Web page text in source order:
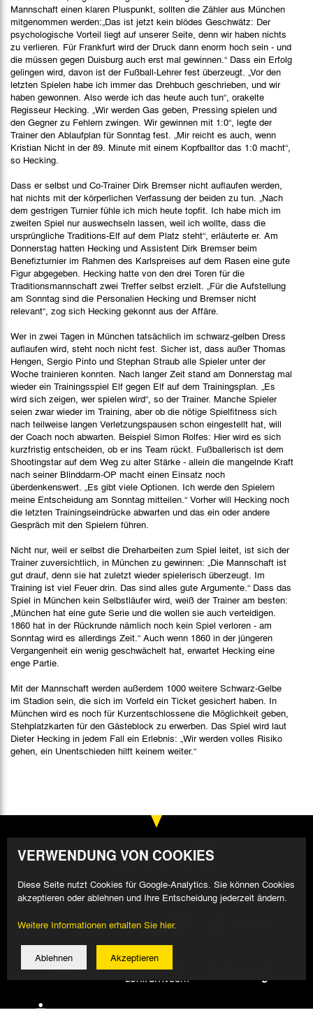
Mannschaft einen klaren Pluspunkt, sollten die Zähler aus München
mitgenommen werden:„Das ist jetzt kein blödes Geschwätz: Der
psychologische Vorteil liegt auf unserer Seite, denn wir haben nichts
zu verlieren. Für Frankfurt wird der Druck dann enorm hoch sein - und
die müssen gegen Duisburg auch erst mal gewinnen.“ Dass ein Erfolg
gelingen wird, davon ist der Fußball-Lehrer fest überzeugt. „Vor den
letzten Spielen habe ich immer das Drehbuch geschrieben, und wir
haben gewonnen. Also werde ich das heute auch tun“, orakelte
Regisseur Hecking. „Wir werden Gas geben, Pressing spielen und
den Gegner zu Fehlern zwingen. Wir gewinnen mit 1:0“, legte der
Trainer den Ablaufplan für Sonntag fest. „Mir reicht es auch, wenn
Kristian Nicht in der 89. Minute mit einem Kopfballtor das 1:0 macht“,
so Hecking.
Dass er selbst und Co-Trainer Dirk Bremser nicht auflaufen werden,
hat nichts mit der körperlichen Verfassung der beiden zu tun. „Nach
dem gestrigen Turnier fühle ich mich heute topfit. Ich habe mich im
zweiten Spiel nur auswechseln lassen, weil ich wollte, dass die
ursprüngliche Traditions-Elf auf dem Platz steht“, erläuterte er. Am
Donnerstag hatten Hecking und Assistent Dirk Bremser beim
Benefizturnier im Rahmen des Karlspreises auf dem Rasen eine gute
Figur abgegeben. Hecking hatte von den drei Toren für die
Traditionsmannschaft zwei Treffer selbst erzielt. „Für die Aufstellung
am Sonntag sind die Personalien Hecking und Bremser nicht
relevant“, zog sich Hecking gekonnt aus der Affäre.
Wer in zwei Tagen in München tatsächlich im schwarz-gelben Dress
auflaufen wird, steht noch nicht fest. Sicher ist, dass außer Thomas
Hengen, Sergio Pinto und Stephan Straub alle Spieler unter der
Woche trainieren konnten. Nach langer Zeit stand am Donnerstag mal
wieder ein Trainingsspiel Elf gegen Elf auf dem Trainingsplan. „Es
wird sich zeigen, wer spielen wird“, so der Trainer. Manche Spieler
seien zwar wieder im Training, aber ob die nötige Spielfitness sich
nach teilweise langen Verletzungspausen schon eingestellt hat, will
der Coach noch abwarten. Beispiel Simon Rolfes: Hier wird es sich
kurzfristig entscheiden, ob er ins Team rückt. Fußballerisch ist dem
Shootingstar auf dem Weg zu alter Stärke - allein die mangelnde Kraft
nach seiner Blinddarm-OP macht einen Einsatz noch
überdenkenswert. „Es gibt viele Optionen. Ich werde den Spielern
meine Entscheidung am Sonntag mitteilen.“ Vorher will Hecking noch
die letzten Trainingseindrücke abwarten und das ein oder andere
Gespräch mit den Spielern führen.
Nicht nur, weil er selbst die Dreharbeiten zum Spiel leitet, ist sich der
Trainer zuversichtlich, in München zu gewinnen: „Die Mannschaft ist
gut drauf, denn sie hat zuletzt wieder spielerisch überzeugt. Im
Training ist viel Feuer drin. Das sind alles gute Argumente.“ Dass das
Spiel in München kein Selbstläufer wird, weiß der Trainer am besten:
„München hat eine gute Serie und die wollen sie auch verteidigen.
1860 hat in der Rückrunde nämlich noch kein Spiel verloren - am
Sonntag wird es allerdings Zeit.“ Auch wenn 1860 in der jüngeren
Vergangenheit ein wenig geschwächelt hat, erwartet Hecking eine
enge Partie.
Mit der Mannschaft werden außerdem 1000 weitere Schwarz-Gelbe
im Stadion sein, die sich im Vorfeld ein Ticket gesichert haben. In
München wird es noch für Kurzentschlossene die Möglichkeit geben,
Stehplatzkarten für den Gästeblock zu erwerben. Das Spiel wird laut
Dieter Hecking in jedem Fall ein Erlebnis: „Wir werden volles Risiko
gehen, ein Unentschieden hilft keinem weiter.“
VERWENDUNG VON COOKIES
Diese Seite nutzt Cookies für Google-Analytics. Sie können Cookies
akzeptieren oder ablehnen und Ihre Entscheidung jederzeit ändern.
Weitere Informationen erhalten Sie hier.
Ablehnen Akzeptieren